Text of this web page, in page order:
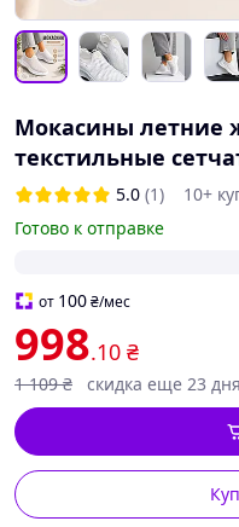
Мокасины летние
текстильные
5.0 (1)
10+
Готово к отправке
от 100₴/мес
998.10 ₴
1 109 ₴ скидка еще 23 дня